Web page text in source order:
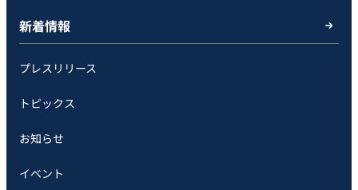
新着情報
プレスリリース
トピックス
お知らせ
イベント